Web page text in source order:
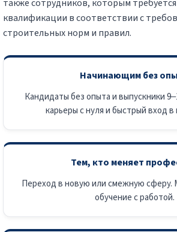
также сотрудников, которым
квалификации в соответствии с
строительных норм и правил.
Начинающим без
Кандидаты без опыта и выпускники
карьеры с нуля и быстрый вход
Тем, кто меняет
Переход в новую или смежную
обучение с работой.